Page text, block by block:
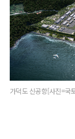
가덕도 신공항[사진=국